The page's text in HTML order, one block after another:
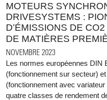
MOTEURS
DRIVESYSTEMS :
D’ÉMISSIONS DE
DE MATIÈRES
NOVEMBRE 2023
Les normes européennes DIN
(fonctionnement sur secteur)
(fonctionnement avec
quatre classes de rendement